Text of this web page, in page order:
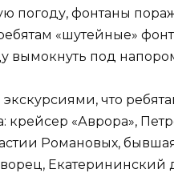
погоду, фонтаны
«шутейные»
вымокнуть под
что
крейсер «Аврора»,
Романовых,
Екатерининский